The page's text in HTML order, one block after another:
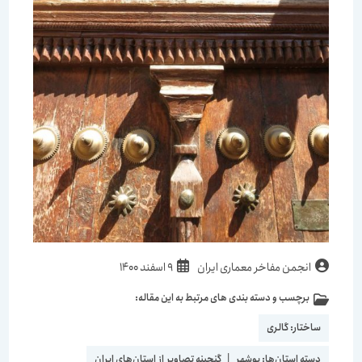
انجمن مفاخر معماری ایران 9 اسفند 1400
برچسب و دسته بندی های مرتبط به این مقاله:
ساختار:گالری
دسته استان‌ها:بوشهر | گنجینه تصاویر از استان‌های ایران